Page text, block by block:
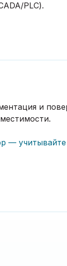
PLC).
и
— учитывайте